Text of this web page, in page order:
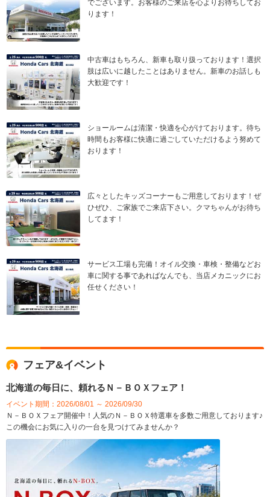
でございます。お客様のご来店を心よりお待ちしてお
ります！
中古車はもちろん、新車も取り扱っております！選択
肢は広いに越したことはありません。新車のお話しも
大歓迎です！
ショールームは清潔・快適を心がけております。待ち
時間もお客様に快適に過ごしていただけるよう努めて
おります！
広々としたキッズコーナーもご用意しております！ぜ
ひぜひ、ご家族でご来店下さい。クマちゃんがお待ち
してます！
サービス工場も完備！オイル交換・車検・整備などお
車に関する事であればなんでも、当店メカニックにお
任せください！
フェア&イベント
北海道の毎日に、頼れるＮ－ＢＯＸフェア！
イベント期間：2026/08/01 ～ 2026/09/30
Ｎ－ＢＯＸフェア開催中！人気のＮ－ＢＯＸ特選車を多数ご用意しております♪
この機会にお気に入りの一台を見つけてみませんか？